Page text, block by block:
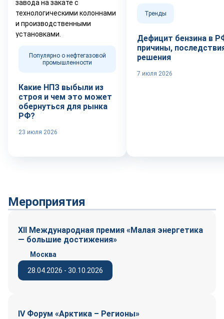
Популярно о нефтегазовой
промышленности
Какие НПЗ выбыли из
строя и чем это может
обернуться для рынка
РФ?
23 июля 2026
Тренды
Дефицит бензина в
причины,
решения
7 июля 2026
Мероприятия
XII Международная премия «Малая энергетика
— большие достижения»
28.04.2026 - 30.10.2026
Москва
IV Форум «Арктика – Регионы»